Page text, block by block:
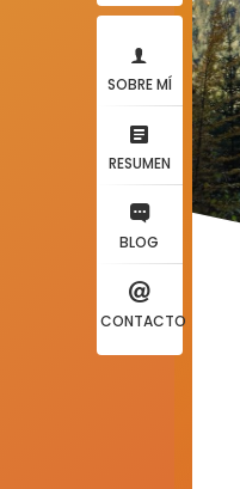
SOBRE MÍ
RESUMEN
BLOG
CONTACTO